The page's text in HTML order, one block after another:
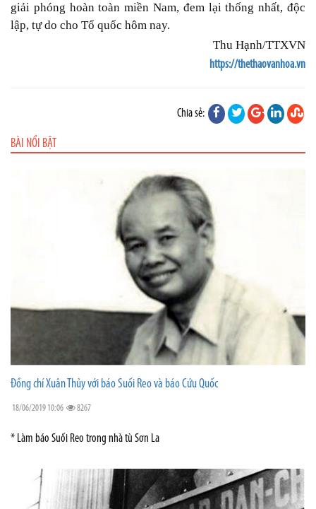
giải phóng hoàn toàn miền Nam, đem lại thống nhất, độc
lập, tự do cho Tổ quốc hôm nay.
Thu Hạnh/TTXVN
https://thethaovanhoa.vn
Chia sẻ:
BÀI NỔI BẬT
Đồng chí Xuân Thủy với báo Suối Reo và báo Cứu Quốc
18/06/2019 10:06 8267
* Làm báo Suối Reo trong nhà tù Sơn La